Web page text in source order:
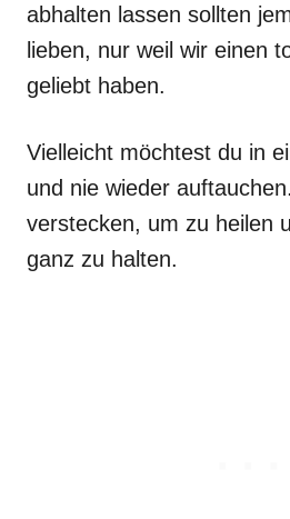
abhalten lassen sollten
lieben, nur weil wir einen
geliebt haben.
Vielleicht möchtest du in
und nie wieder
verstecken, um zu heilen
ganz zu halten.